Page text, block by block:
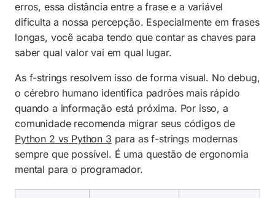
erros, essa distância entre a frase e a variável
dificulta a nossa percepção. Especialmente em frases
longas, você acaba tendo que contar as chaves para
saber qual valor vai em qual lugar.
As f-strings resolvem isso de forma visual. No debug,
o cérebro humano identifica padrões mais rápido
quando a informação está próxima. Por isso, a
comunidade recomenda migrar seus códigos de
Python 2 vs Python 3 para as f-strings modernas
sempre que possível. É uma questão de ergonomia
mental para o programador.